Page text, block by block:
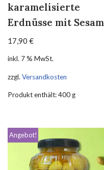
karamelisierte
Erdnüsse mit Sesam
17,90 €
inkl. 7 % MwSt.
zzgl. Versandkosten
Produkt enthält: 400 g
Angebot!